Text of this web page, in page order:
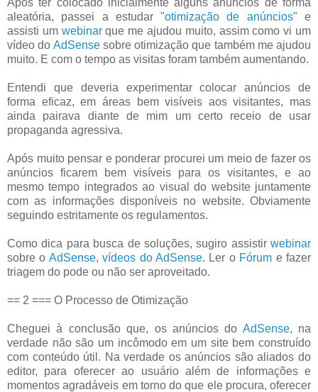
aleatória, passei a estudar "otimização de anúncios" e
assisti um webinarque me ajudou muito, assim como vi um
vídeo do AdSensesobre otimização que também me ajudou
muito. E com o tempo as visitas foram também aumentando.
Entendi que deveria experimentar colocar anúncios de
forma eficaz, em áreas bem visíveis aos visitantes, mas
ainda pairava diante de mim um certo receio de usar
propaganda agressiva.
Após muito pensar e ponderar procurei um meio de fazer os
anúncios ficarem bem visíveis para os visitantes, e ao
mesmo tempo integrados ao visual do website juntamente
com as informações disponíveis no website. Obviamente
seguindo estritamente os regulamentos.
Como dica para busca de soluções, sugiro assistir webinar
sobre o AdSense,vídeos do AdSense. Ler o Fórum e fazer
triagem do pode ou não ser aproveitado.
== 2 === O Processo de Otimização
Cheguei à conclusão que, os anúncios do AdSense, na
verdade não são um incômodo em um site bem construído
com conteúdo útil. Na verdade os anúncios são aliados do
editor, para oferecer ao usuário além de informações e
momentos agradáveis em torno do que ele procura, oferecer